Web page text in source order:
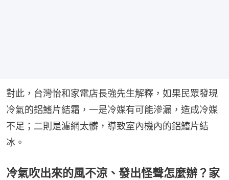
對此，台灣怡和家電店長強先生解釋，如果民眾發現
冷氣的鋁鰭片結霜，一是冷媒有可能滲漏，造成冷媒
不足；二則是濾網太髒，導致室內機內的鋁鰭片結
冰。
冷氣吹出來的風不涼、發出怪聲怎麼辦？家